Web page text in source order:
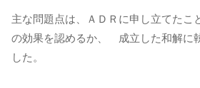
主な問題点は、ＡＤＲに申し立てたこ
の効果を認めるか、 成立した和解に
した。